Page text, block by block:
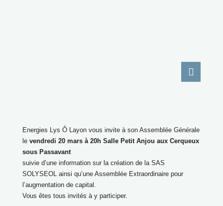
Energies Lys Ô Layon vous invite à son Assemblée Générale
le vendredi 20 mars à 20h Salle Petit Anjou aux Cerqueux
sous Passavant
suivie d’une information sur la création de la SAS
SOLYSEOL ainsi qu’une Assemblée Extraordinaire pour
l’augmentation de capital.
Vous êtes tous invités à y participer.